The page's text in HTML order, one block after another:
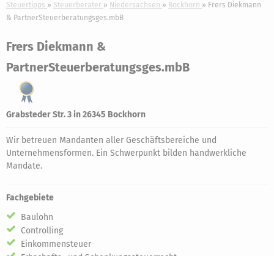
Steuertipps Steuerberater Niedersachsen Bockhorn
Frers Diekmann
& PartnerSteuerberatungsges.mbB
Frers Diekmann &
PartnerSteuerberatungsges.mbB
Grabsteder Str. 3 in 26345 Bockhorn
Wir betreuen Mandanten aller Geschäftsbereiche und
Unternehmensformen. Ein Schwerpunkt bilden handwerkliche
Mandate.
Fachgebiete
Baulohn
Controlling
Einkommensteuer